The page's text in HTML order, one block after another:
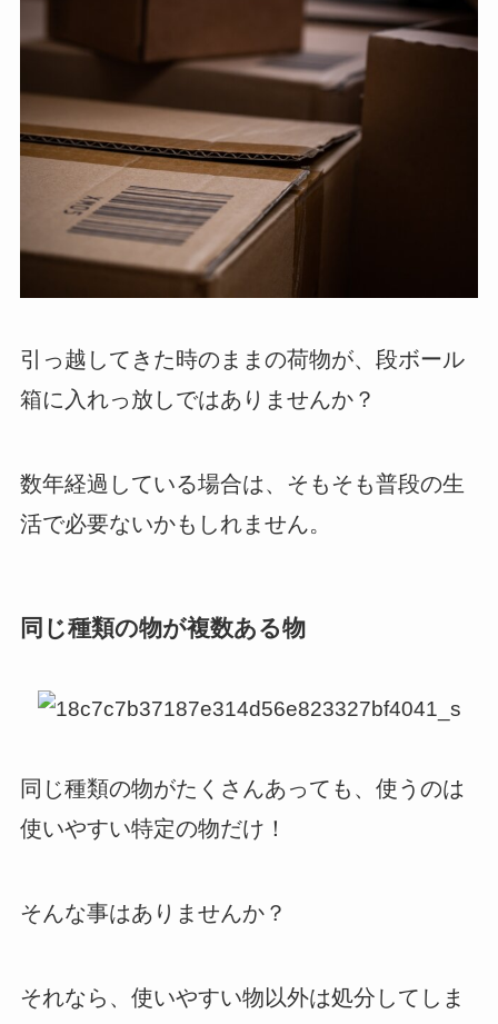
引っ越してきた時のままの荷物が、段ボール
箱に入れっ放しではありませんか？
数年経過している場合は、そもそも普段の生
活で必要ないかもしれません。
同じ種類の物が複数ある物
同じ種類の物がたくさんあっても、使うのは
使いやすい特定の物だけ！
そんな事はありませんか？
それなら、使いやすい物以外は処分してしま